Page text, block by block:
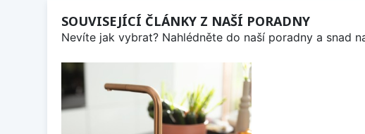
SOUVISEJÍCÍ ČLÁNKY Z NAŠÍ PORADNY
Nevíte jak vybrat? Nahlédněte do naší poradny a snad